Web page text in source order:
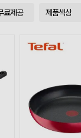
료제공 제품색상